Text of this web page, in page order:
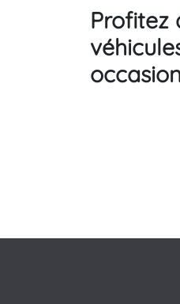
Profitez